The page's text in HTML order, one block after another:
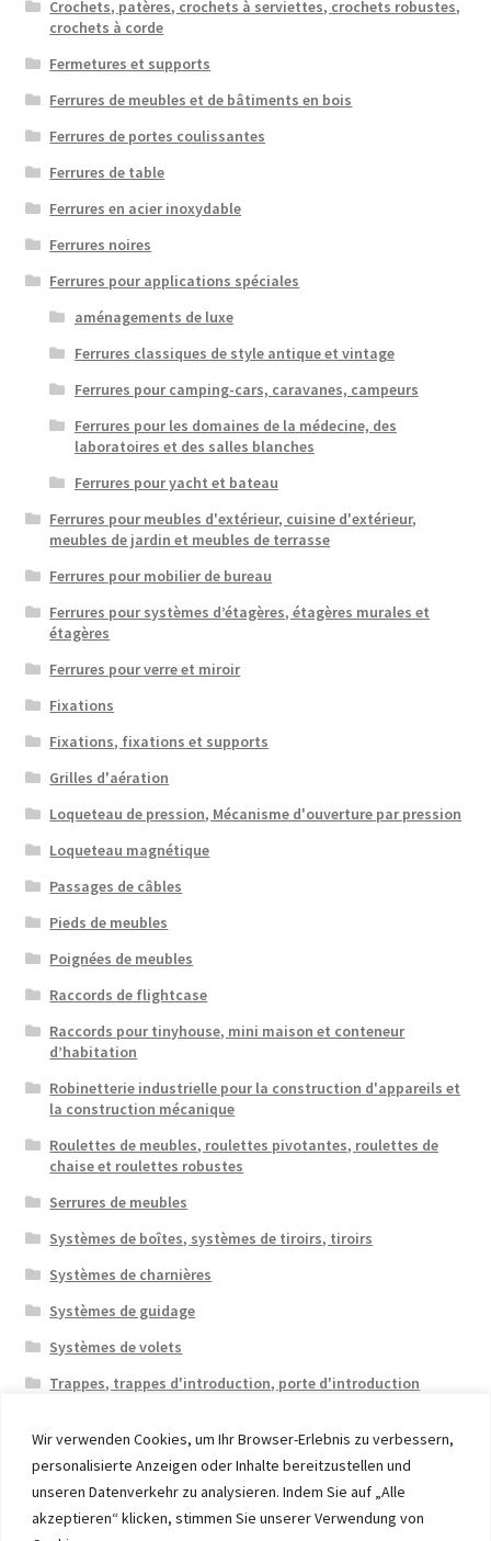
Wir verwenden Cookies, um Ihr Browser-Erlebnis zu verbessern,
personalisierte Anzeigen oder Inhalte bereitzustellen und
unseren Datenverkehr zu analysieren. Indem Sie auf „Alle
akzeptieren“ klicken, stimmen Sie unserer Verwendung von
Crochets, patères, crochets à serviettes, crochets robustes,
crochets à corde
Fermetures et supports
Ferrures de meubles et de bâtiments en bois
Ferrures de portes coulissantes
Ferrures de table
Ferrures en acier inoxydable
Ferrures noires
Ferrures pour applications spéciales
aménagements de luxe
Ferrures classiques de style antique et vintage
Ferrures pour camping-cars, caravanes, campeurs
Ferrures pour les domaines de la médecine, des
laboratoires et des salles blanches
Ferrures pour yacht et bateau
Ferrures pour meubles d'extérieur, cuisine d'extérieur,
meubles de jardin et meubles de terrasse
Ferrures pour mobilier de bureau
Ferrures pour systèmes d’étagères, étagères murales et
étagères
Ferrures pour verre et miroir
Fixations
Fixations, fixations et supports
Grilles d'aération
Loqueteau de pression, Mécanisme d'ouverture par pression
Loqueteau magnétique
Passages de câbles
Pieds de meubles
Poignées de meubles
Raccords de flightcase
Raccords pour tinyhouse, mini maison et conteneur
d’habitation
Robinetterie industrielle pour la construction d'appareils et
la construction mécanique
Roulettes de meubles, roulettes pivotantes, roulettes de
chaise et roulettes robustes
Serrures de meubles
Systèmes de boîtes, systèmes de tiroirs, tiroirs
Systèmes de charnières
Systèmes de guidage
Systèmes de volets
Trappes, trappes d'introduction, porte d'introduction